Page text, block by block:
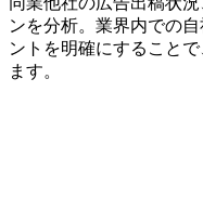
ンを分析。業界内での
ントを明確にすること
ます。